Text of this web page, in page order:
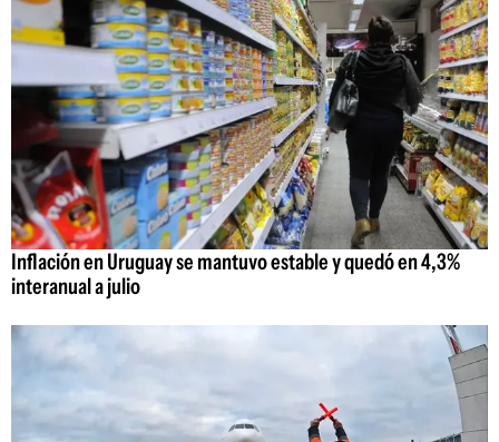
Inflación en Uruguay se mantuvo estable y quedó en 4,3%
interanual a julio